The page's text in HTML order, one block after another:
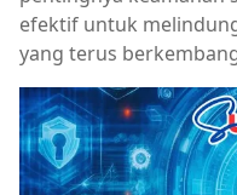
efektif untuk
yang terus